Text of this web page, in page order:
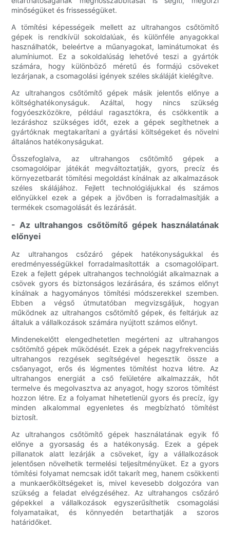
minőségüket és frissességüket.
A tömítési képességeik mellett az ultrahangos csőtömítő
gépek is rendkívül sokoldalúak, és különféle anyagokkal
használhatók, beleértve a műanyagokat, laminátumokat és
alumíniumot. Ez a sokoldalúság lehetővé teszi a gyártók
számára, hogy különböző méretű és formájú csöveket
lezárjanak, a csomagolási igények széles skáláját kielégítve.
Az ultrahangos csőtömítő gépek másik jelentős előnye a
költséghatékonyságuk. Azáltal, hogy nincs szükség
fogyóeszközökre, például ragasztókra, és csökkentik a
lezáráshoz szükséges időt, ezek a gépek segíthetnek a
gyártóknak megtakarítani a gyártási költségeket és növelni
általános hatékonyságukat.
Összefoglalva, az ultrahangos csőtömítő gépek a
csomagolóipar játékát megváltoztatják, gyors, precíz és
környezetbarát tömítési megoldást kínálnak az alkalmazások
széles skálájához. Fejlett technológiájukkal és számos
előnyükkel ezek a gépek a jövőben is forradalmasítják a
termékek csomagolását és lezárását.
- Az ultrahangos csőtömítő gépek használatának
előnyei
Az ultrahangos csőzáró gépek hatékonyságukkal és
eredményességükkel forradalmasították a csomagolóipart.
Ezek a fejlett gépek ultrahangos technológiát alkalmaznak a
csövek gyors és biztonságos lezárására, és számos előnyt
kínálnak a hagyományos tömítési módszerekkel szemben.
Ebben a végső útmutatóban megvizsgáljuk, hogyan
működnek az ultrahangos csőtömítő gépek, és feltárjuk az
általuk a vállalkozások számára nyújtott számos előnyt.
Mindenekelőtt elengedhetetlen megérteni az ultrahangos
csőtömítő gépek működését. Ezek a gépek nagyfrekvenciás
ultrahangos rezgések segítségével hegesztik össze a
csőanyagot, erős és légmentes tömítést hozva létre. Az
ultrahangos energiát a cső felületére alkalmazzák, hőt
termelve és megolvasztva az anyagot, hogy szoros tömítést
hozzon létre. Ez a folyamat hihetetlenül gyors és precíz, így
minden alkalommal egyenletes és megbízható tömítést
biztosít.
Az ultrahangos csőtömítő gépek használatának egyik fő
előnye a gyorsaság és a hatékonyság. Ezek a gépek
pillanatok alatt lezárják a csöveket, így a vállalkozások
jelentősen növelhetik termelési teljesítményüket. Ez a gyors
tömítési folyamat nemcsak időt takarít meg, hanem csökkenti
a munkaerőköltségeket is, mivel kevesebb dolgozóra van
szükség a feladat elvégzéséhez. Az ultrahangos csőzáró
gépekkel a vállalkozások egyszerűsíthetik csomagolási
folyamataikat, és könnyedén betarthatják a szoros
határidőket.